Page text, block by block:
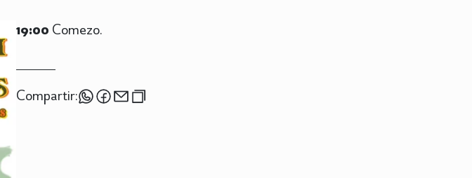
19:00 Comezo.
Compartir: